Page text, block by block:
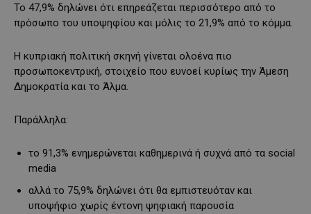
Το 47,9% δηλώνει ότι επηρεάζεται περισσότερο από το
πρόσωπο του υποψηφίου και μόλις το 21,9% από το κόμμα.
Η κυπριακή πολιτική σκηνή γίνεται ολοένα πιο
προσωποκεντρική, στοιχείο που ευνοεί κυρίως την Άμεση
Δημοκρατία και το Άλμα.
Παράλληλα:
το 91,3% ενημερώνεται καθημερινά ή συχνά από τα social
media
αλλά το 75,9% δηλώνει ότι θα εμπιστευόταν και
υποψήφιο χωρίς έντονη ψηφιακή παρουσία